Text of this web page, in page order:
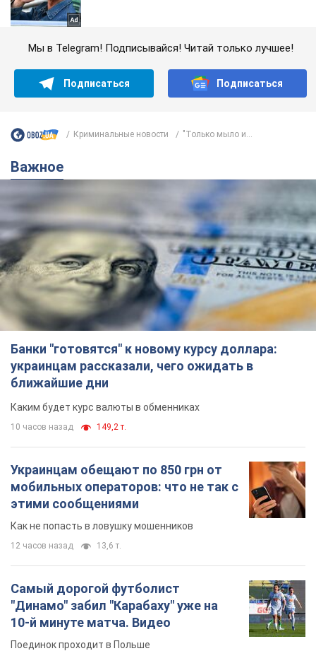
Мы в Telegram! Подписывайся! Читай только лучшее!
Подписаться Подписаться
Криминальные новости "Только мыло и...
Важное
Банки "готовятся" к новому курсу доллара:
украинцам рассказали, чего ожидать в
ближайшие дни
Каким будет курс валюты в обменниках
10 часов назад 149,2 т.
Украинцам обещают по 850 грн от
мобильных операторов: что не так с
этими сообщениями
Как не попасть в ловушку мошенников
12 часов назад 13,6 т.
Самый дорогой футболист
"Динамо" забил "Карабаху" уже на
10-й минуте матча. Видео
Поединок проходит в Польше